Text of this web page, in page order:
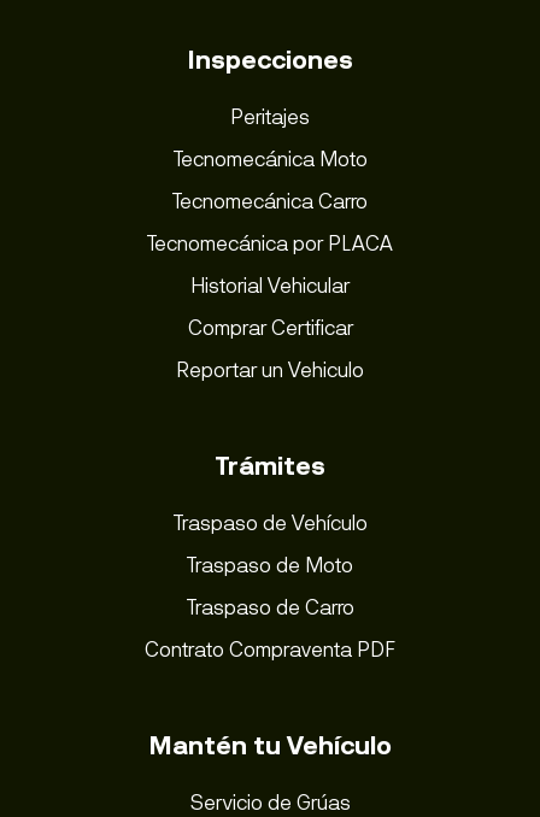
Inspecciones
Peritajes
Tecnomecánica Moto
Tecnomecánica Carro
Tecnomecánica por PLACA
Historial Vehicular
Comprar Certificar
Reportar un Vehiculo
Trámites
Traspaso de Vehículo
Traspaso de Moto
Traspaso de Carro
Contrato Compraventa PDF
Mantén tu Vehículo
Servicio de Grúas